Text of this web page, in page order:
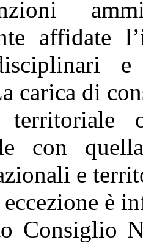
affidate
carica di
con
e
è
Consiglio